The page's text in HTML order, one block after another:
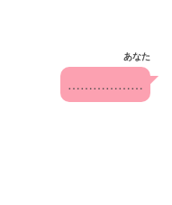
あなた
………………